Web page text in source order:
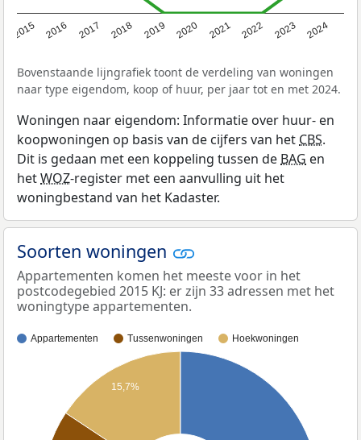
2015 2016 2017 2018 2019 2020 2021 2022 2023 2024
Bovenstaande lijngrafiek toont de verdeling van woningen
naar type eigendom, koop of huur, per jaar tot en met 2024.
Woningen naar eigendom: Informatie over huur- en
koopwoningen op basis van de cijfers van het CBS.
Dit is gedaan met een koppeling tussen de BAG en
hetWOZ-register met een aanvulling uit het
woningbestand van het Kadaster.
Soorten woningen
Appartementen komen het meeste voor in het
postcodegebied 2015 KJ: er zijn 33 adressen met het
woningtype appartementen.
Appartementen Tussenwoningen Hoekwoningen
15,7%